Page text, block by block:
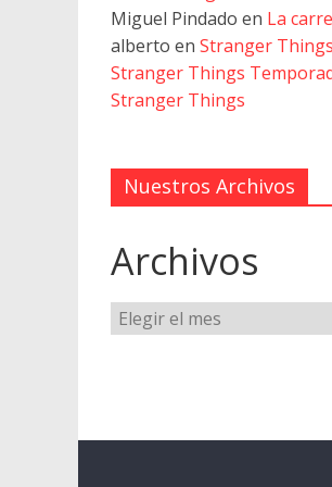
Miguel Pindado en La
alberto en Stranger
Stranger Things
Stranger Things
Nuestros Archivos
Archivos
Archivos